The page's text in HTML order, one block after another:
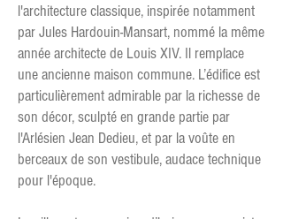
l'architecture classique, inspirée notamment
par Jules Hardouin-Mansart, nommé la même
année architecte de Louis XIV. Il remplace
une ancienne maison commune. L’édifice est
particulièrement admirable par la richesse de
son décor, sculpté en grande partie par
l'Arlésien Jean Dedieu, et par la voûte en
berceaux de son vestibule, audace technique
pour l'époque.